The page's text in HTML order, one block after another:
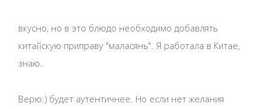
вкусно, но в это блюдо необходимо добавлять
китайскую приправу "маласянь". Я работала в Китае,
знаю.
Верю:) будет аутентичнее. Но если нет желания